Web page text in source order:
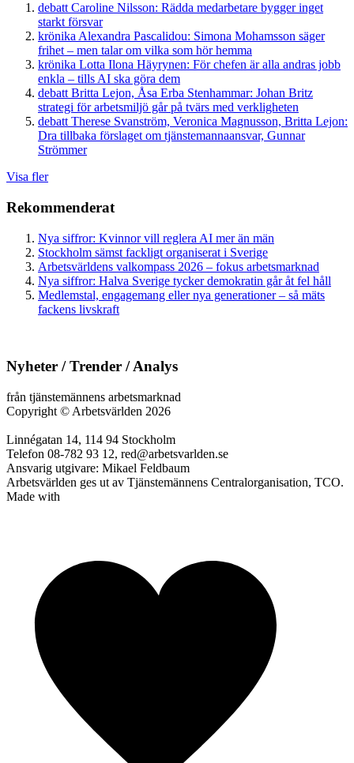
debatt Caroline Nilsson: Rädda medarbetare bygger inget
starkt försvar
krönika Alexandra Pascalidou: Simona Mohamsson säger
frihet – men talar om vilka som hör hemma
krönika Lotta Ilona Häyrynen: För chefen är alla andras jobb
enkla – tills AI ska göra dem
debatt Britta Lejon, Åsa Erba Stenhammar: Johan Britz
strategi för arbetsmiljö går på tvärs med verkligheten
debatt Therese Svanström, Veronica Magnusson, Britta Lejon:
Dra tillbaka förslaget om tjänstemannaansvar, Gunnar
Strömmer
Visa fler
Rekommenderat
Nya siffror: Kvinnor vill reglera AI mer än män
Stockholm sämst fackligt organiserat i Sverige
Arbetsvärldens valkompass 2026 – fokus arbetsmarknad
Nya siffror: Halva Sverige tycker demokratin går åt fel håll
Medlemstal, engagemang eller nya generationer – så mäts
fackens livskraft
Nyheter / Trender / Analys
från tjänstemännens arbetsmarknad
Copyright © Arbetsvärlden 2026
Linnégatan 14, 114 94 Stockholm
Telefon 08-782 93 12, red@arbetsvarlden.se
Ansvarig utgivare: Mikael Feldbaum
Arbetsvärlden ges ut av Tjänstemännens Centralorganisation, TCO.
Made with